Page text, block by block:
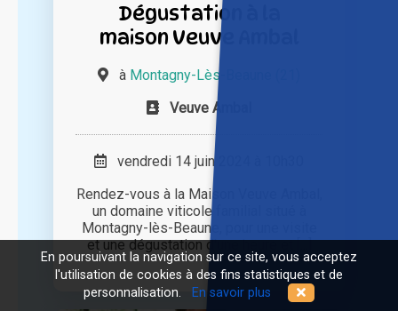
Dégustation à la
maison Veuve Ambal
à Montagny-Lès-Beaune (21)
Veuve Ambal
vendredi 14 juin 2024 à 10h30
Rendez-vous à la Maison Veuve Ambal,
un domaine viticole familial situé à
Montagny-lès-Beaune, pour une visite
et une dégustation d'une heure et [...]
En poursuivant la navigation sur ce site, vous acceptez
l'utilisation de cookies à des fins statistiques et de
personnalisation.
En savoir plus